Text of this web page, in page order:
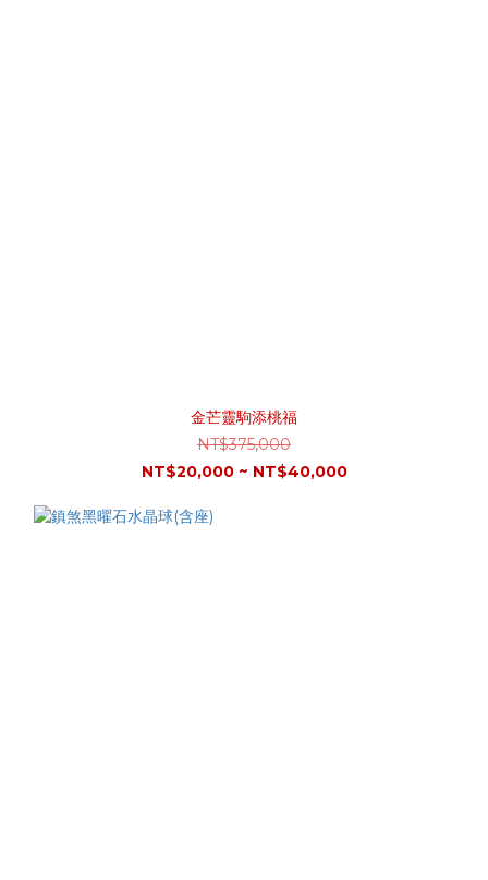
金芒靈駒添桃福
NT$375,000
NT$20,000 ~ NT$40,000